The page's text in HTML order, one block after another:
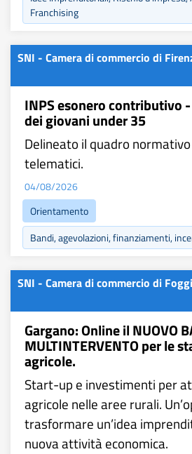
Franchising
SNI - Camera di commercio di
INPS esonero contributivo
dei giovani under 35
Delineato il quadro
telematici.
04/08/2026
Orientamento
Bandi, agevolazioni, finanziamenti,
SNI - Camera di commercio di
Gargano: Online il NUOVO
MULTINTERVENTO per le
agricole.
Start-up e investimenti per
agricole nelle aree rurali.
trasformare un’idea
nuova attività economica.